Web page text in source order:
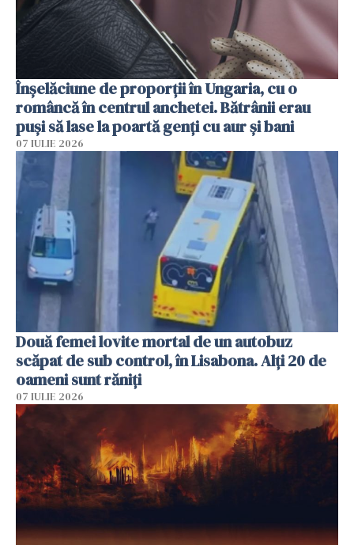
Înșelăciune de proporții în Ungaria, cu o
româncă în centrul anchetei. Bătrânii erau
puși să lase la poartă genți cu aur și bani
07 IULIE 2026
Două femei lovite mortal de un autobuz
scăpat de sub control, în Lisabona. Alți 20 de
oameni sunt răniți
07 IULIE 2026